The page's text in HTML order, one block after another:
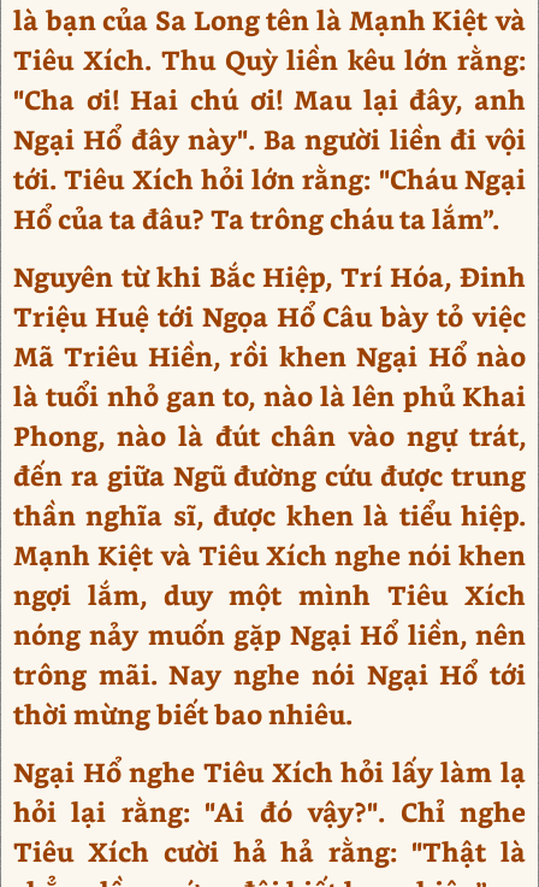
là bạn của Sa Long tên là Mạnh Kiệt và
Tiêu Xích. Thu Quỳ liền kêu lớn rằng:
"Cha ơi! Hai chú ơi! Mau lại đây, anh
Ngại Hổ đây này". Ba người liền đi vội
tới. Tiêu Xích hỏi lớn rằng: "Cháu Ngại
Hổ của ta đâu? Ta trông cháu ta lắm”.
Nguyên từ khi Bắc Hiệp, Trí Hóa, Đinh
Triệu Huệ tới Ngọa Hổ Câu bày tỏ việc
Mã Triêu Hiền, rồi khen Ngại Hổ nào
là tuổi nhỏ gan to, nào là lên phủ Khai
Phong, nào là đút chân vào ngự trát,
đến ra giữa Ngũ đường cứu được trung
thần nghĩa sĩ, được khen là tiểu hiệp.
Mạnh Kiệt và Tiêu Xích nghe nói khen
ngợi lắm, duy một mình Tiêu Xích
nóng nảy muốn gặp Ngại Hổ liền, nên
trông mãi. Nay nghe nói Ngại Hổ tới
thời mừng biết bao nhiêu.
Ngại Hổ nghe Tiêu Xích hỏi lấy làm lạ
hỏi lại rằng: "Ai đó vậy?". Chỉ nghe
Tiêu Xích cười hả hả rằng: "Thật là